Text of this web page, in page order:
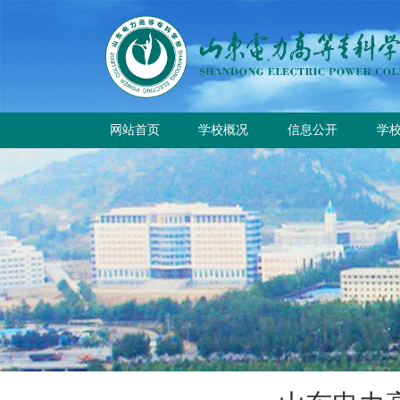
网站首页 学校概况
学校简介
学校章程
历史沿革
规章制度
校园风貌
信息公开 学
学
校